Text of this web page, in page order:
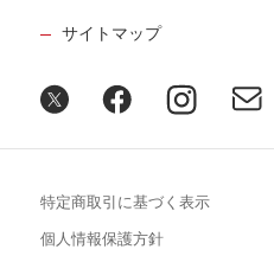
サイトマップ
特定商取引に基づく表示
個人情報保護方針